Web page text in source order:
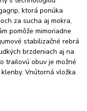
ktorá ponúka
za sucha aj mokra,
pomôže mimoriadne
stabilizačné rebrá
brzdeniach aj na
trailovú obuv je možné
Vnútorná vložka